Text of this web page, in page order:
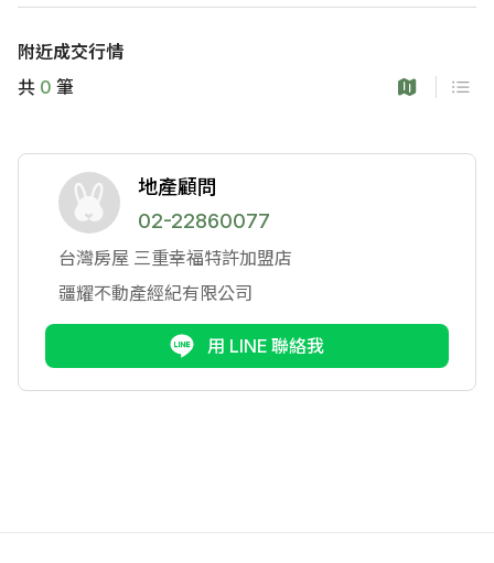
附近成交行情
共 0 筆
地產顧問
02-22860077
台灣房屋 三重幸福特許加盟店
疆耀不動產經紀有限公司
用 LINE 聯絡我